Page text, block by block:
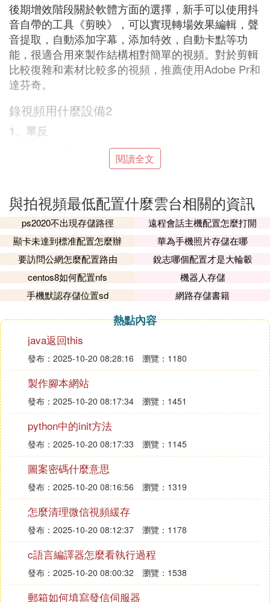
後期增效階段關於軟體方面的選擇，新手可以使用抖
音自帶的工具《剪映》，可以實現轉場效果編輯，聲
音提取，自動添加字幕，添加特效，自動卡點等功
能，很適合用來製作結構相對簡單的視頻。對於剪輯
比較復雜和素材比較多的視頻，推薦使用Adobe Pr和
達芬奇。
錄視頻用什麼設備2
1、單反
單反相機與旁軸相機相比的優點在於所見即所得，取
景器中的成像角度與最終出片的角度是一樣的。但與
光板的位置和感光元件的焦平面位置同時成像，必須
要在成像焦平面之前還產生一個假焦點，這造成了單
反相機光學鏡頭的結構更加復雜，體積更大，同時成
像效果不及旁軸相機直接、通透。同時「反光板「的
體積要做的粗大笨重。
2、音頻設備
音頻設備主要是對音頻輸入輸出設備的總稱，其包括
的產品類型也很多，一般可以分為以下幾種：功放
機、音箱、多媒體控制台、數字調音台、音頻采樣
卡、合成器、中高頻音箱、話筒，PC中的音效卡、
耳機等，其他周邊音頻設備：專業話筒系列、耳機、
收擴音系統等。
3、三腳架
三腳架是用來穩定照相機的一種支撐架，以達到某些
攝影效果，三腳架的定位非常重要。三腳架按照材質
分類可以分為木質、高強塑料材質，鋁合金材料、鋼
鐵材料、火山石、碳纖維等多種。
4、pr
Pr，是 Premiere的簡稱，由Adobe公司開發是一款常
用的視頻編輯軟體，由Adobe公司推出。Premiere Pr
o是視頻編輯愛好者和專業人士必不可少的視頻編輯
工具。它可以提升您的創作能力和創作自由度，它是
易學、高效、精確的視頻剪輯軟體。Premiere提供了
採集、剪輯、調色、美化音頻、字幕添加、輸出、D
VD刻錄的一整套流程，並和其他Adobe軟體高效集
閱讀全文
與拍視頻最低配置什麼雲台相關的資訊
ps2020不出現存儲路徑
遠程會話主機配置怎麼打開
顯卡未達到標准配置怎麼辦
華為手機照片存儲在哪
要訪問公網怎麼配置路由
銳志哪個配置才是大輪轂
centos8如何配置nfs
機器人存儲
手機默認存儲位置sd
網路存儲書籍
熱點內容
java返回this
發布：2025-10-20 08:28:16 瀏覽：1180
製作腳本網站
發布：2025-10-20 08:17:34 瀏覽：1451
python中的init方法
發布：2025-10-20 08:17:33 瀏覽：1145
圖案密碼什麼意思
發布：2025-10-20 08:16:56 瀏覽：1319
怎麼清理微信視頻緩存
發布：2025-10-20 08:12:37 瀏覽：1178
c語言編譯器怎麼看執行過程
發布：2025-10-20 08:00:32 瀏覽：1538
郵箱如何填寫發信伺服器